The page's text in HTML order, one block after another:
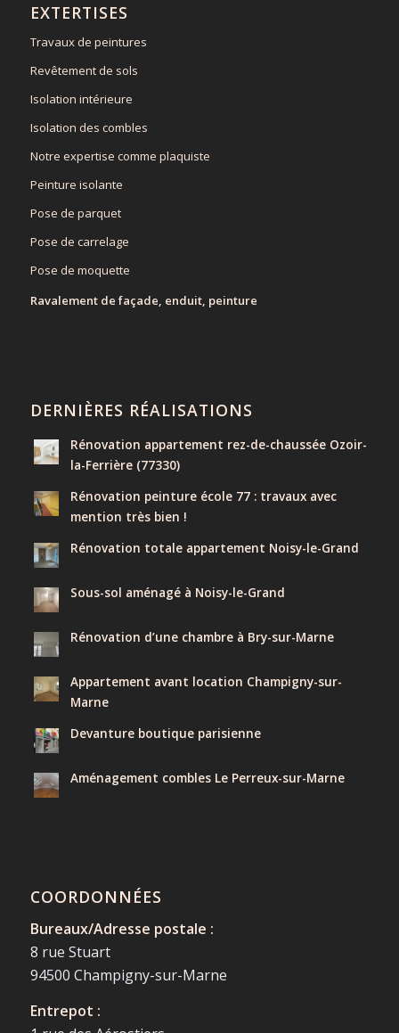
EXTERTISES
Travaux de peintures
Revêtement de sols
Isolation intérieure
Isolation des combles
Notre expertise comme plaquiste
Peinture isolante
Pose de parquet
Pose de carrelage
Pose de moquette
Ravalement de façade, enduit, peinture
DERNIÈRES RÉALISATIONS
Rénovation appartement rez-de-chaussée Ozoir-
la-Ferrière (77330)
Rénovation peinture école 77 : travaux avec
mention très bien !
Rénovation totale appartement Noisy-le-Grand
Sous-sol aménagé à Noisy-le-Grand
Rénovation d’une chambre à Bry-sur-Marne
Appartement avant location Champigny-sur-
Marne
Devanture boutique parisienne
Aménagement combles Le Perreux-sur-Marne
COORDONNÉES
Bureaux/Adresse postale :
8 rue Stuart
94500 Champigny-sur-Marne
Entrepot :